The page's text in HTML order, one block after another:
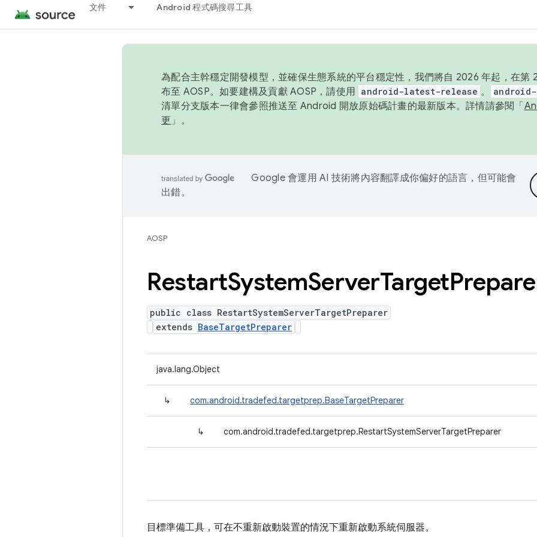
文件 Android 程式碼搜尋工具
為配合主幹穩定開發模型，並確保生態系統的平台穩定性，我們將自 2026 年起，在第
布至 AOSP。如要建構及貢獻 AOSP，請使用 android-latest-release 。
清單分支版本一律會參照推送至 Android 開放原始碼計畫的最新版本。詳情請參閱「
更 」。
Google 會運用 AI 技術將內容翻譯成你偏好的語言，但可能會
出錯。
AOSP
RestartSystemServerTarget
public class RestartSystemServerTargetPreparer
extends BaseTargetPreparer
java.lang.Object
↳ com.android.tradefed.targetprep.BaseTargetPreparer
↳ com.android.tradefed.targetprep.RestartSystemServerTargetPreparer
目標準備工具，可在不重新啟動裝置的情況下重新啟動系統伺服器。